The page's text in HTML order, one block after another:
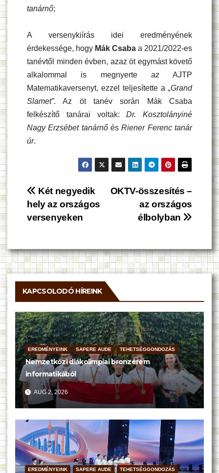
tanárnő;
A versenykiírás idei eredményének
érdekessége, hogy Mák Csaba a 2021/2022-es
tanévtől minden évben, azaz öt egymást követő
alkalommal is megnyerte az AJTP
Matematikaversenyt, ezzel teljesítette a „Grand
Slamet”. Az öt tanév során Mák Csaba
felkészítő tanárai voltak:Dr. Kosztolányiné
Nagy Erzsébet tanárnőésRiener Ferenc tanár
úr.
Bejegyzés
navigáció
OKTV-összesítés –
az országos
élbolyban
Két negyedik
hely az országos
versenyeken
KAPCSOLODÓ HÍREINK
EREDMÉNYEINK SAPERE AUDE TEHETSÉGGONDOZÁS
Nemzetközi diákolimpiai bronzérem
informatikából
AUG 2, 2026
EREDMÉNYEINK SAPERE AUDE TEHETSÉGGONDOZÁS